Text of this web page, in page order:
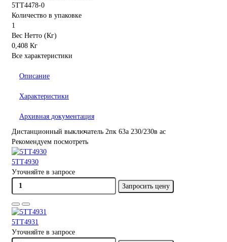
5TT4478-0
Количество в упаковке
1
Вес Нетто (Кг)
0,408 Кг
Все характеристики
Описание
Характеристики
Архивная документация
Дистанционный выключатель 2пк 63а 230/230в ac
Рекомендуем посмотреть
5TT4930
Уточняйте в запросе
Запросить цену
5TT4931
Уточняйте в запросе